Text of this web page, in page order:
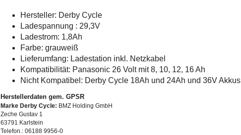
Hersteller: Derby Cycle
Ladespannung : 29,3V
Ladestrom: 1,8Ah
Farbe: grauweiß
Lieferumfang: Ladestation inkl. Netzkabel
Kompatibilität: Panasonic 26 Volt mit 8, 10, 12, 16 Ah
Nicht Kompatibel: Derby Cycle 18Ah und 24Ah und 36V Akkus
Herstellerdaten gem. GPSR
Marke Derby Cycle: BMZ Holding GmbH
Zeche Gustav 1
63791 Karlstein
Telefon.: 06188 9956-0